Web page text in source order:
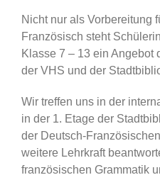
Nicht nur als Vorbereitung
Französisch steht
Klasse 7 – 13 ein Angebot
der VHS und der
Wir treffen uns in der
in der 1. Etage der
der Deutsch-
weitere Lehrkraft
französischen Grammatik